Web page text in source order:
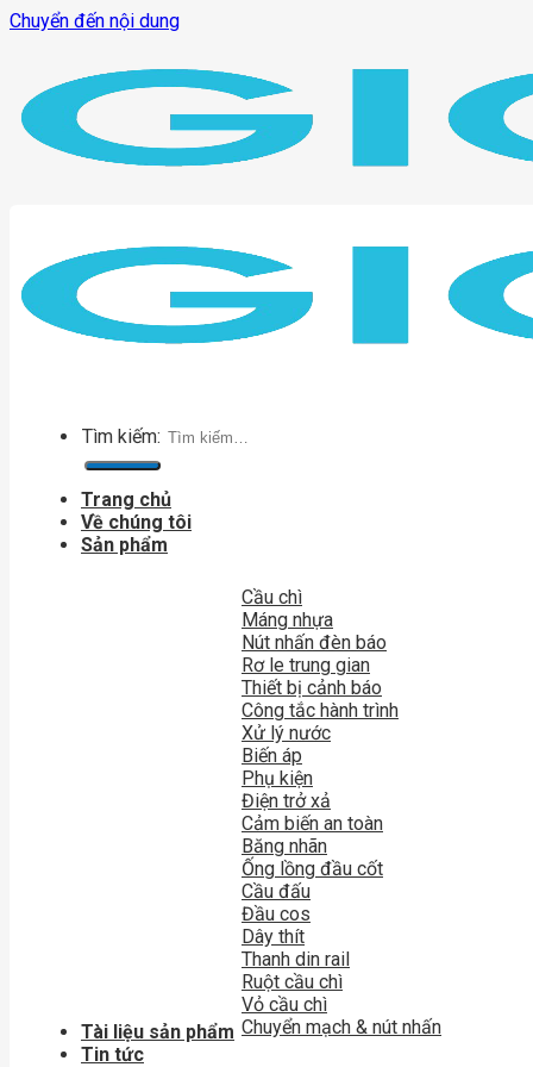
Chuyển đến nội dung
Tìm kiếm:
Trang chủ
Về chúng tôi
Sản phẩm
Cầu chì
Máng nhựa
Nút nhấn đèn báo
Rơ le trung gian
Thiết bị cảnh báo
Công tắc hành trình
Xử lý nước
Biến áp
Phụ kiện
Điện trở xả
Cảm biến an toàn
Băng nhãn
Ống lồng đầu cốt
Cầu đấu
Đầu cos
Dây thít
Thanh din rail
Ruột cầu chì
Vỏ cầu chì
Chuyển mạch & nút nhấn
Tài liệu sản phẩm
Tin tức